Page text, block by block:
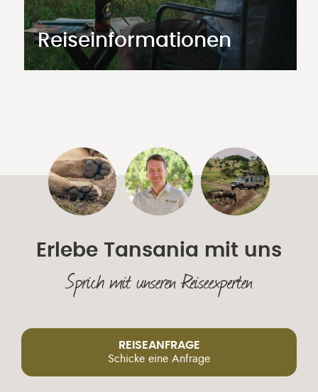
Reiseinformationen
Erlebe Tansania mit uns
Sprich mit unseren Reiseexperten
REISEANFRAGE
Schicke eine Anfrage